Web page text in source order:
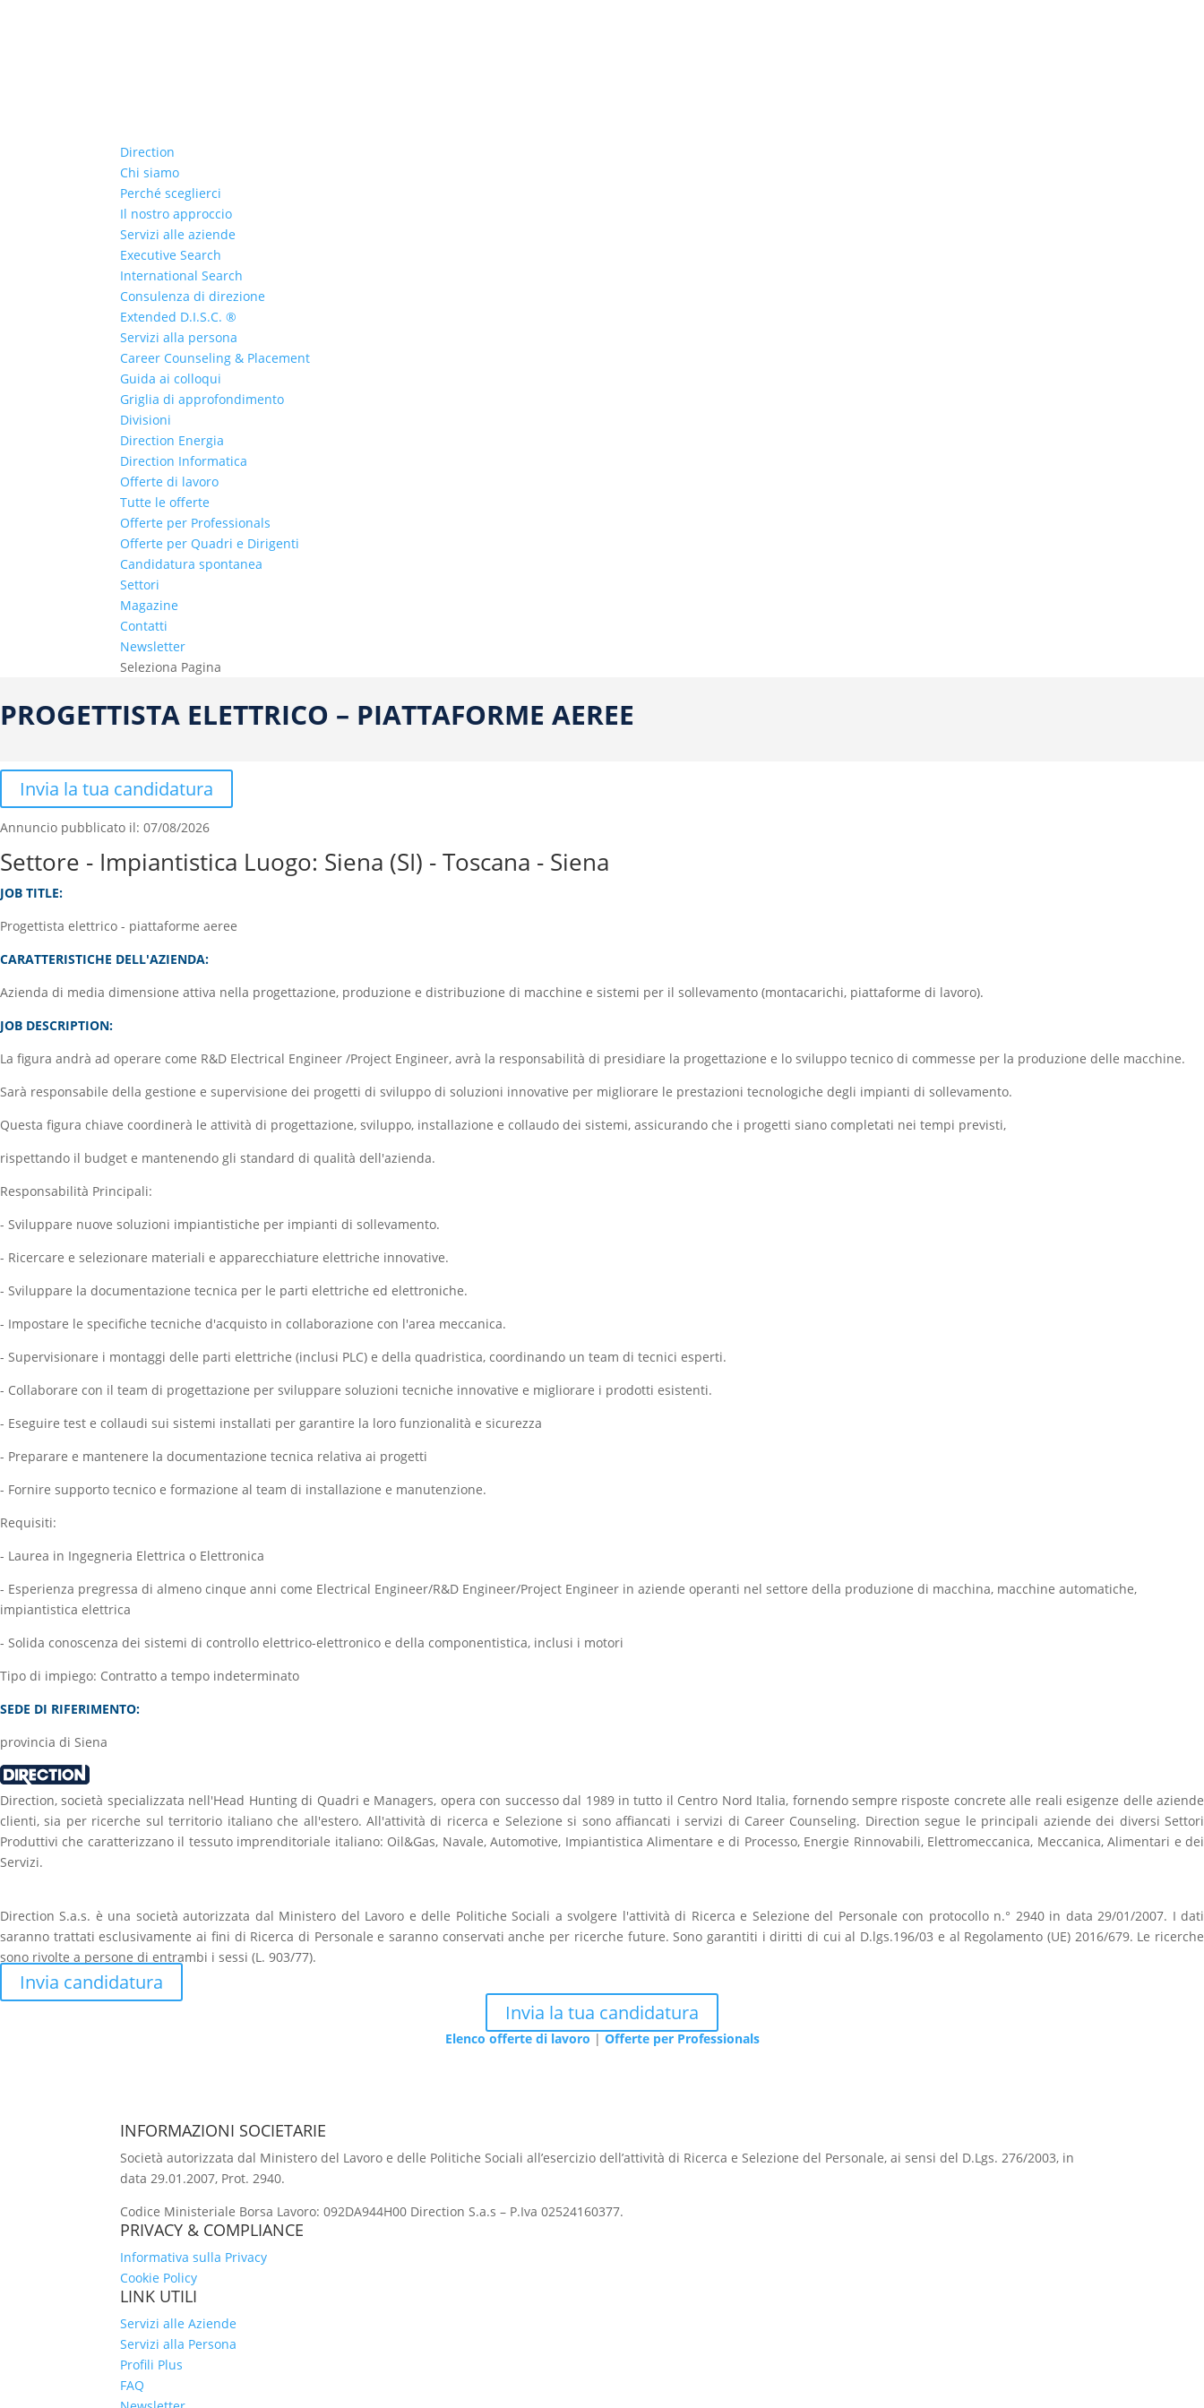
Direction
Chi siamo
Perché sceglierci
Il nostro approccio
Servizi alle aziende
Executive Search
International Search
Consulenza di direzione
Extended D.I.S.C. ®
Servizi alla persona
Career Counseling & Placement
Guida ai colloqui
Griglia di approfondimento
Divisioni
Direction Energia
Direction Informatica
Offerte di lavoro
Tutte le offerte
Offerte per Professionals
Offerte per Quadri e Dirigenti
Candidatura spontanea
Settori
Magazine
Contatti
Newsletter
Seleziona Pagina
PROGETTISTA ELETTRICO – PIATTAFORME AEREE
Invia la tua candidatura
Annuncio pubblicato il: 07/08/2026
Settore - Impiantistica Luogo: Siena (SI) - Toscana - Siena
JOB TITLE:
Progettista elettrico - piattaforme aeree
CARATTERISTICHE DELL'AZIENDA:
Azienda di media dimensione attiva nella progettazione, produzione e distribuzione di macchine e sistemi per il sollevamento (montacarichi, piattaforme di lavoro).
JOB DESCRIPTION:
La figura andrà ad operare come R&D Electrical Engineer /Project Engineer, avrà la responsabilità di presidiare la progettazione e lo sviluppo tecnico di commesse per la produzione delle macchine.
Sarà responsabile della gestione e supervisione dei progetti di sviluppo di soluzioni innovative per migliorare le prestazioni tecnologiche degli impianti di sollevamento.
Questa figura chiave coordinerà le attività di progettazione, sviluppo, installazione e collaudo dei sistemi, assicurando che i progetti siano completati nei tempi previsti,
rispettando il budget e mantenendo gli standard di qualità dell'azienda.
Responsabilità Principali:
- Sviluppare nuove soluzioni impiantistiche per impianti di sollevamento.
- Ricercare e selezionare materiali e apparecchiature elettriche innovative.
- Sviluppare la documentazione tecnica per le parti elettriche ed elettroniche.
- Impostare le specifiche tecniche d'acquisto in collaborazione con l'area meccanica.
- Supervisionare i montaggi delle parti elettriche (inclusi PLC) e della quadristica, coordinando un team di tecnici esperti.
- Collaborare con il team di progettazione per sviluppare soluzioni tecniche innovative e migliorare i prodotti esistenti.
- Eseguire test e collaudi sui sistemi installati per garantire la loro funzionalità e sicurezza
- Preparare e mantenere la documentazione tecnica relativa ai progetti
- Fornire supporto tecnico e formazione al team di installazione e manutenzione.
Requisiti:
- Laurea in Ingegneria Elettrica o Elettronica
- Esperienza pregressa di almeno cinque anni come Electrical Engineer/R&D Engineer/Project Engineer in aziende operanti nel settore della produzione di macchina, macchine automatiche,
impiantistica elettrica
- Solida conoscenza dei sistemi di controllo elettrico-elettronico e della componentistica, inclusi i motori
Tipo di impiego: Contratto a tempo indeterminato
SEDE DI RIFERIMENTO:
provincia di Siena
Direction, società specializzata nell'Head Hunting di Quadri e Managers, opera con successo dal 1989 in tutto il Centro Nord Italia, fornendo sempre risposte concrete alle reali esigenze delle aziende
clienti, sia per ricerche sul territorio italiano che all'estero. All'attività di ricerca e Selezione si sono affiancati i servizi di Career Counseling. Direction segue le principali aziende dei diversi Settori
Produttivi che caratterizzano il tessuto imprenditoriale italiano: Oil&Gas, Navale, Automotive, Impiantistica Alimentare e di Processo, Energie Rinnovabili, Elettromeccanica, Meccanica, Alimentari e dei
Servizi.
Direction S.a.s. è una società autorizzata dal Ministero del Lavoro e delle Politiche Sociali a svolgere l'attività di Ricerca e Selezione del Personale con protocollo n.° 2940 in data 29/01/2007. I dati
saranno trattati esclusivamente ai fini di Ricerca di Personale e saranno conservati anche per ricerche future. Sono garantiti i diritti di cui al D.lgs.196/03 e al Regolamento (UE) 2016/679. Le ricerche
sono rivolte a persone di entrambi i sessi (L. 903/77).
Invia candidatura
Invia la tua candidatura
Elenco offerte di lavoro | Offerte per Professionals
INFORMAZIONI SOCIETARIE
Società autorizzata dal Ministero del Lavoro e delle Politiche Sociali all’esercizio dell’attività di Ricerca e Selezione del Personale, ai sensi del D.Lgs. 276/2003, in
data 29.01.2007, Prot. 2940.
Codice Ministeriale Borsa Lavoro: 092DA944H00 Direction S.a.s – P.Iva 02524160377.
PRIVACY & COMPLIANCE
Informativa sulla Privacy
Cookie Policy
LINK UTILI
Servizi alle Aziende
Servizi alla Persona
Profili Plus
FAQ